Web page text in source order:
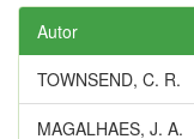
Autor
TOWNSEND, C. R.
MAGALHAES, J. A.